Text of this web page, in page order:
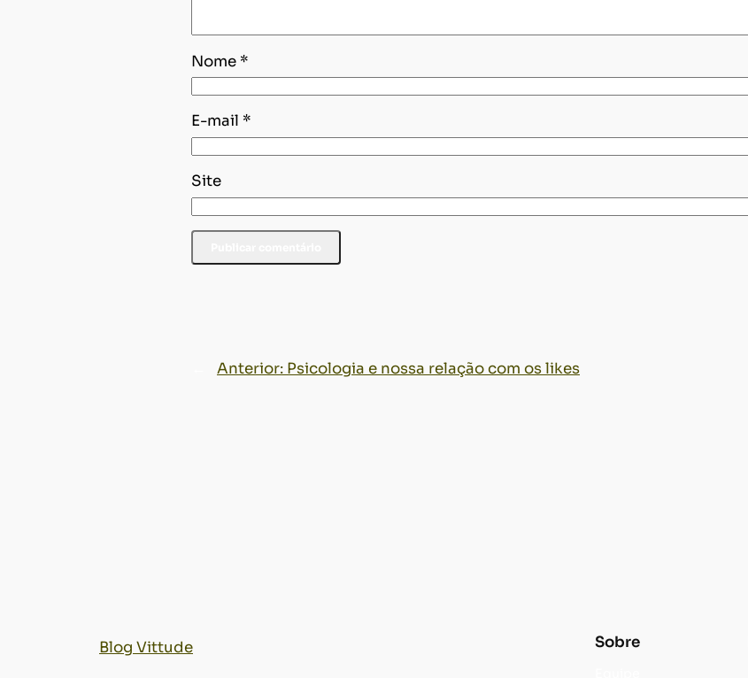
Nome *
E-mail *
Site
Anterior: Psicologia e nossa relação com os likes
Blog Vittude Sobre